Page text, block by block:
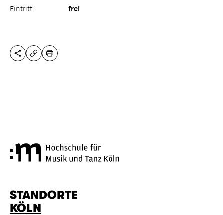
Eintritt frei
DIESE SEITE TEILEN
URL KOPIEREN
DRUCKEN
STANDORTE
KÖLN